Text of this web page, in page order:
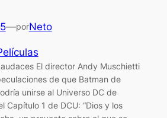
—porNeto
El director Andy Muschietti
de que Batman de
unirse al Universo DC de
Capítulo 1 de DCU: “Dios y los